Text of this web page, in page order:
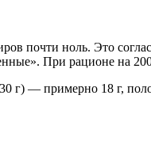
почти ноль. Это
При рационе на
г) — примерно 18 г,